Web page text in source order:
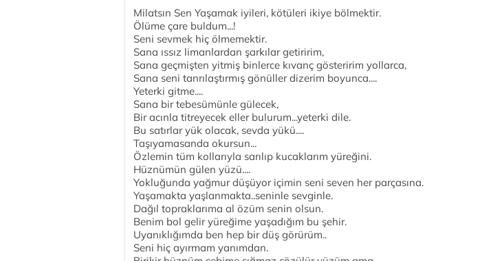
Milatsın Sen Yaşamak iyileri, kötüleri ikiye bölmektir.
Ölüme çare buldum...!
Seni sevmek hiç ölmemektir.
Sana ıssız limanlardan şarkılar getiririm,
Sana geçmişten yitmiş binlerce kıvanç gösteririm yollarca,
Sana seni tanrılaştırmış gönüller dizerim boyunca....
Yeterki gitme....
Sana bir tebesümünle gülecek,
Bir acınla titreyecek eller bulurum...yeterki dile.
Bu satırlar yük olacak, sevda yükü....
Taşıyamasanda okursun...
Özlemin tüm kollarıyla sarılıp kucaklarım yüreğini.
Hüznümün gülen yüzü....
Yokluğunda yağmur düşüyor içimin seni seven her parçasına.
Yaşamakta yaşlanmakta..seninle sevginle.
Dağıl topraklarıma al özüm senin olsun.
Benim bol gelir yüreğime yaşadığım bu şehir.
Uyanıklığımda ben hep bir düş görürüm..
Seni hiç ayırmam yanımdan.